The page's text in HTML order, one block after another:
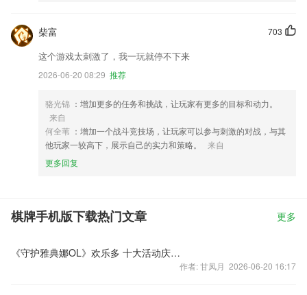
703
柴富
这个游戏太刺激了，我一玩就停不下来
2026-06-20 08:29 推荐
骆光锦 ：增加更多的任务和挑战，让玩家有更多的目标和动力。
来自
何全苇 ：增加一个战斗竞技场，让玩家可以参与刺激的对战，与其
他玩家一较高下，展示自己的实力和策略。
来自
更多回复
棋牌手机版下载热门文章 更多
《守护雅典娜OL》欢乐多 十大活动庆首测
作者: 甘凤月 2026-06-20 16:17